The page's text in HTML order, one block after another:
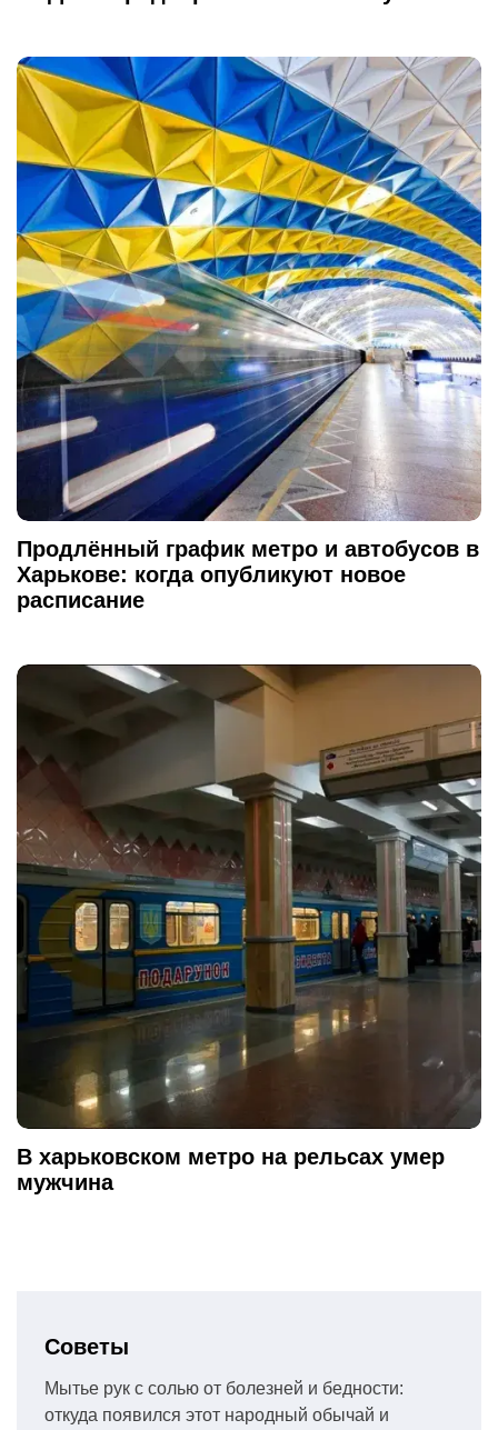
Продлённый график метро и автобусов в
Харькове: когда опубликуют новое
расписание
В харьковском метро на рельсах умер
мужчина
Советы
Мытье рук с солью от болезней и бедности:
откуда появился этот народный обычай и